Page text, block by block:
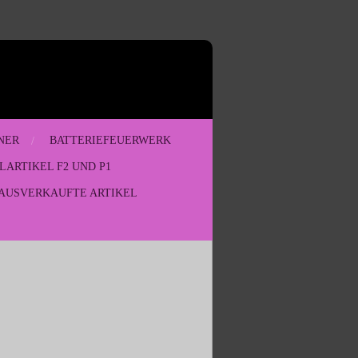
BATTERIEFEUERWERK
F2 UND P1
ARTIKEL